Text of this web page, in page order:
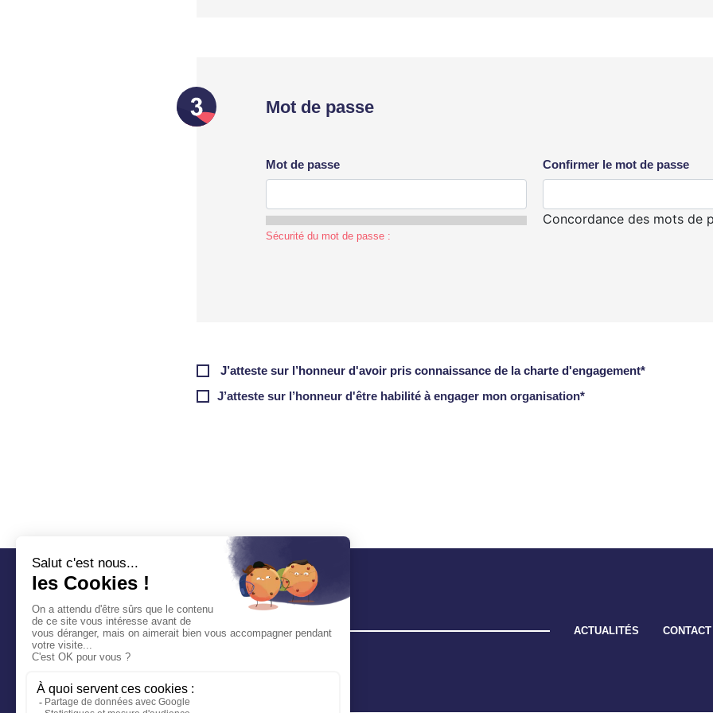
Mot de passe
Mot de passe
Sécurité du mot de passe :
Confirmer le mot de passe
Concordance des mots de
J’atteste sur l’honneur d'avoir pris connaissance de la charte d'engagement*
J’atteste sur l’honneur d'être habilité à engager mon organisation*
ACTUALITÉS CONTACT